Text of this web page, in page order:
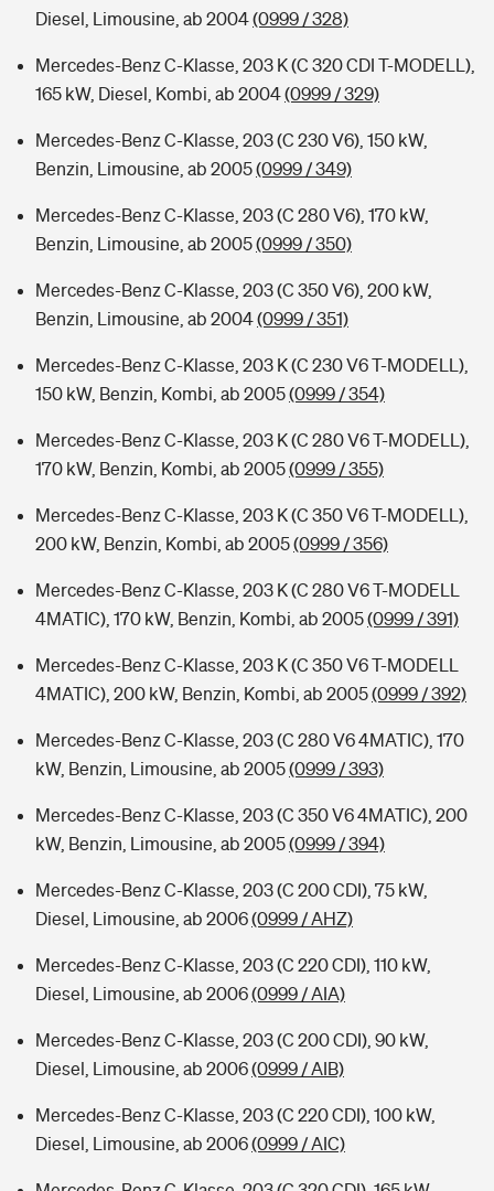
Diesel, Limousine, ab 2004(0999 / 328)
Mercedes-Benz C-Klasse, 203 K (C 320 CDI T-MODELL),
165 kW, Diesel, Kombi, ab 2004(0999 / 329)
Mercedes-Benz C-Klasse, 203 (C 230 V6), 150 kW,
Benzin, Limousine, ab 2005(0999 / 349)
Mercedes-Benz C-Klasse, 203 (C 280 V6), 170 kW,
Benzin, Limousine, ab 2005(0999 / 350)
Mercedes-Benz C-Klasse, 203 (C 350 V6), 200 kW,
Benzin, Limousine, ab 2004(0999 / 351)
Mercedes-Benz C-Klasse, 203 K (C 230 V6 T-MODELL),
150 kW, Benzin, Kombi, ab 2005(0999 / 354)
Mercedes-Benz C-Klasse, 203 K (C 280 V6 T-MODELL),
170 kW, Benzin, Kombi, ab 2005(0999 / 355)
Mercedes-Benz C-Klasse, 203 K (C 350 V6 T-MODELL),
200 kW, Benzin, Kombi, ab 2005(0999 / 356)
Mercedes-Benz C-Klasse, 203 K (C 280 V6 T-MODELL
4MATIC), 170 kW, Benzin, Kombi, ab 2005(0999 / 391)
Mercedes-Benz C-Klasse, 203 K (C 350 V6 T-MODELL
4MATIC), 200 kW, Benzin, Kombi, ab 2005(0999 / 392)
Mercedes-Benz C-Klasse, 203 (C 280 V6 4MATIC), 170
kW, Benzin, Limousine, ab 2005(0999 / 393)
Mercedes-Benz C-Klasse, 203 (C 350 V6 4MATIC), 200
kW, Benzin, Limousine, ab 2005(0999 / 394)
Mercedes-Benz C-Klasse, 203 (C 200 CDI), 75 kW,
Diesel, Limousine, ab 2006(0999 / AHZ)
Mercedes-Benz C-Klasse, 203 (C 220 CDI), 110 kW,
Diesel, Limousine, ab 2006(0999 / AIA)
Mercedes-Benz C-Klasse, 203 (C 200 CDI), 90 kW,
Diesel, Limousine, ab 2006(0999 / AIB)
Mercedes-Benz C-Klasse, 203 (C 220 CDI), 100 kW,
Diesel, Limousine, ab 2006(0999 / AIC)